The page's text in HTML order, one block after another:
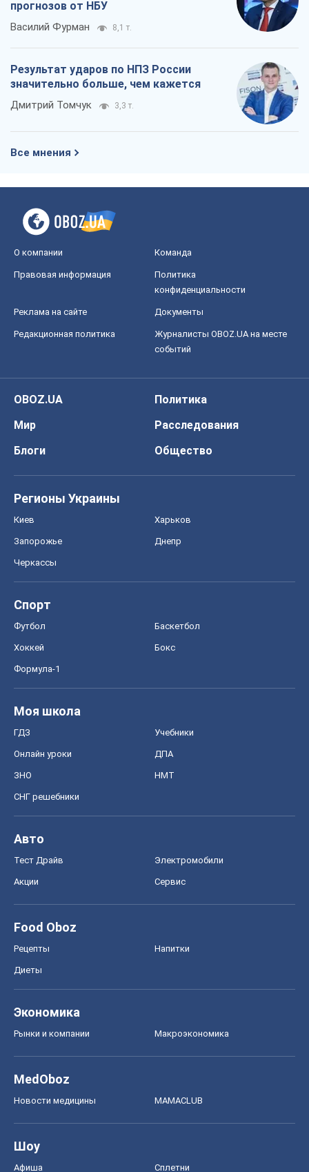
прогнозов от НБУ
Василий Фурман 8,1 т.
Результат ударов по НПЗ России
значительно больше, чем кажется
Дмитрий Томчук 3,3 т.
Все мнения
О компании Команда
Правовая информация
Политика
конфиденциальности
Реклама на сайте Документы
Редакционная политика
Журналисты OBOZ.UA на месте
событий
OBOZ.UA
Политика
Мир
Расследования
Блоги
Общество
Регионы Украины
Киев Харьков
Запорожье Днепр
Черкассы
Спорт
Футбол Баскетбол
Хоккей Бокс
Формула-1
Моя школа
ГДЗ Учебники
Онлайн уроки ДПА
ЗНО НМТ
СНГ решебники
Авто
Тест Драйв Электромобили
Акции Сервис
Food Oboz
Рецепты Напитки
Диеты
Экономика
Рынки и компании Mакроэкономика
MedOboz
Новости медицины MAMACLUB
Шоу
Афиша Сплетни